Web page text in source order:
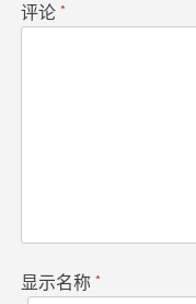
评论 *
显示名称 *